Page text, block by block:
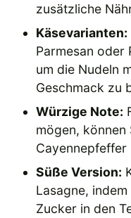
zusätzliche
Käsevarianten:
Parmesan oder
um die Nudeln
Geschmack zu
Würzige Note:
mögen,
Cayennepfeffer
Süße Version:
Lasagne,
Zucker in den